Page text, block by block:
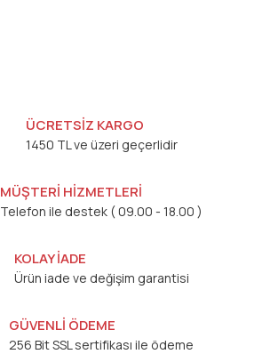
ÜCRETSİZ KARGO
1450 TL ve üzeri geçerlidir
MÜŞTERİ HİZMETLERİ
Telefon ile destek ( 09.00 - 18.00 )
KOLAY İADE
Ürün iade ve değişim garantisi
GÜVENLİ ÖDEME
256 Bit SSL sertifikası ile ödeme